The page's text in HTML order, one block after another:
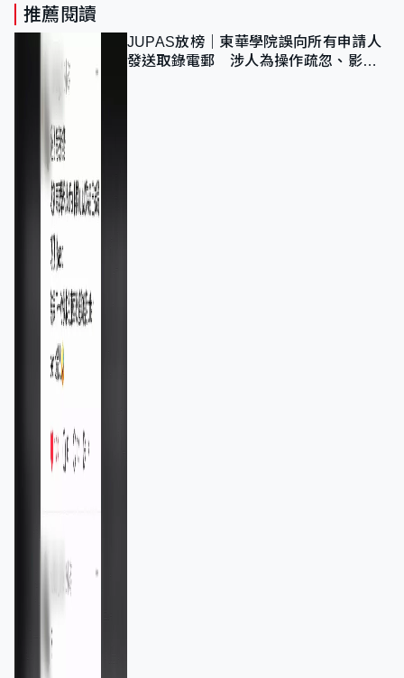
推薦閱讀
JUPAS放榜｜東華學院誤向所有申請人
發送取錄電郵 涉人為操作疏忽、影響